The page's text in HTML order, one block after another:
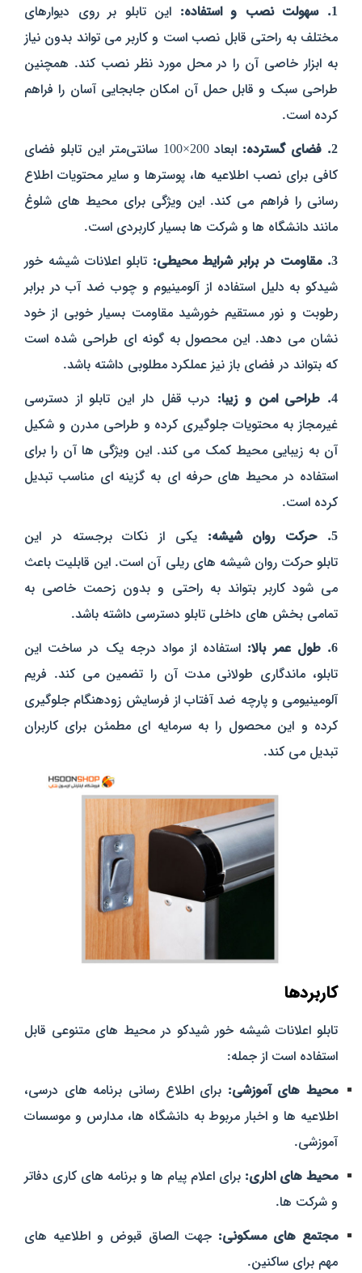
1. سهولت نصب و استفاده:
این تابلو بر روی دیوارهای
مختلفبه راحتی قابل نصب است و کاربر می‌ تواند بدون نیاز
به ابزار خاصی آن را در محل مورد نظر نصب کند. همچنین
طراحی سبک و قابل حمل آن امکان جابجایی آسان را فراهم
کرده است.
2. فضای گسترده:
ابعاد 200×100 سانتی‌متر این تابلو فضای
کافی برای نصب اطلاعیه‌ ها، پوسترها و سایر محتویات اطلاع‌
رسانی را فراهم می‌ کند. این ویژگی برای محیط‌ های شلوغ
مانند دانشگاه‌ ها و شرکت‌ ها بسیار کاربردی است.
3. مقاومت در برابر شرایط محیطی:
تابلو اعلانات شیشه خور
شیدکو به دلیل استفاده از آلومینیوم و چوب ضد آب در برابر
رطوبت و نور مستقیم خورشید مقاومت بسیار خوبی از خود
نشان می‌ دهد. این محصول به گونه‌ ای طراحی شده است
که بتواند در فضای باز نیز عملکرد مطلوبی داشته باشد.
4. طراحی امن و زیبا:
درب قفل‌ دار این تابلو از دسترسی
غیرمجاز به محتویات جلوگیری کرده و طراحی مدرن و شکیل
آن به زیبایی محیط کمک می‌ کند. این ویژگی‌ ها آن را برای
استفاده در محیط‌ های حرفه‌ ای به گزینه‌ ای مناسب تبدیل
کرده است.
5. حرکت روان شیشه:
یکی از نکات برجسته در این
تابلو حرکت روان شیشه‌ های ریلی آن است. این قابلیت باعث
می‌ شود کاربر بتواند به راحتی و بدون زحمت خاصی به
تمامی بخش‌ های داخلی تابلو دسترسی داشته باشد.
6. طول عمر بالا:
استفاده از مواد درجه یک در ساخت این
تابلو، ماندگاری طولانی مدت آن را تضمین می‌ کند. فریم
آلومینیومی و پارچه ضد آفتاب از فرسایش زودهنگام جلوگیری
کرده و این محصول را به سرمایه‌ ای مطمئن برای کاربران
تبدیل می‌ کند.
کاربردها
تابلو اعلانات شیشه خور شیدکو در محیط‌ های متنوعی قابل
استفاده است از جمله:
محیط‌ های آموزشی: برای اطلاع رسانی برنامه‌ های درسی،
اطلاعیه‌ ها و اخبار مربوط به دانشگاه‌ ها، مدارس و موسسات
آموزشی.
محیط‌ های اداری: برای اعلام پیام‌ ها و برنامه‌ های کاری دفاتر
و شرکت‌ ها.
مجتمع‌ های مسکونی: جهت الصاق قبوض و اطلاعیه‌ های
مهم برای ساکنین.